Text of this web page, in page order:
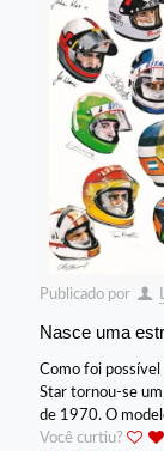
Publicado por
Nasce uma
Como foi possível
Star tornou-se
de 1970. O
Você curtiu?